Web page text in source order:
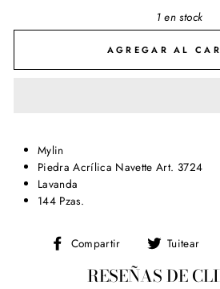
1 en stock
AGREGAR AL
Mylin
Piedra Acrílica Navette Art. 3724
Lavanda
144 Pzas.
Compartir
Compartir
Facebook
Tuitear
RESEÑAS DE